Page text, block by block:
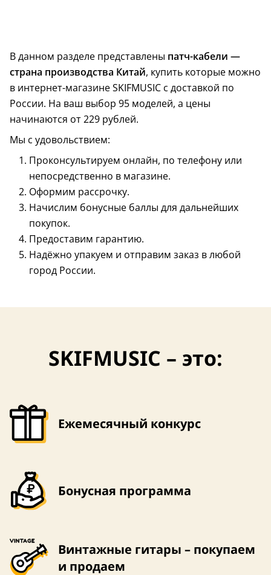
В данном разделе представлены патч-кабели —
страна производства Китай, купить которые можно
в интернет-магазине SKIFMUSIC с доставкой по
России. На ваш выбор 95 моделей, а цены
начинаются от 229 рублей.
Мы с удовольствием:
Проконсультируем онлайн, по телефону или
непосредственно в магазине.
Оформим рассрочку.
Начислим бонусные баллы для дальнейших
покупок.
Предоставим гарантию.
Надёжно упакуем и отправим заказ в любой
город России.
SKIFMUSIC – это:
Ежемесячный конкурс
Бонусная программа
Винтажные гитары – покупаем
и продаем